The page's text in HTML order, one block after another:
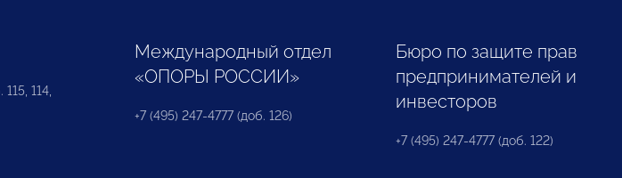
114,
Международный отдел
«ОПОРЫ РОССИИ»
+7 (495) 247-4777 (доб. 126)
Бюро по защите прав
предпринимателей и
инвесторов
+7 (495) 247-4777 (доб. 122)